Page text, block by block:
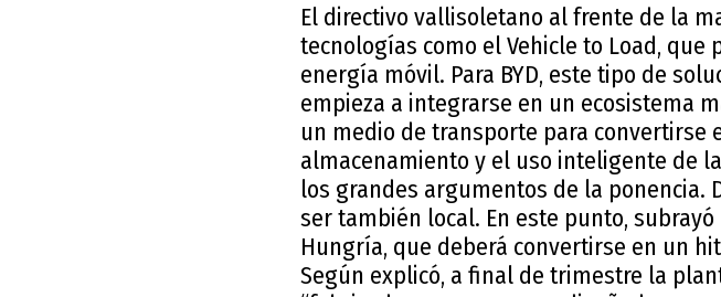
El directivo vallisoletano al frente de la
tecnologías como el Vehicle to Load,
energía móvil. Para BYD, este tipo de
empieza a integrarse en un ecosistema
un medio de transporte para convertirse
almacenamiento y el uso inteligente de
los grandes argumentos de la ponencia.
ser también local. En este punto,
Hungría, que deberá convertirse en un
Según explicó, a final de trimestre la